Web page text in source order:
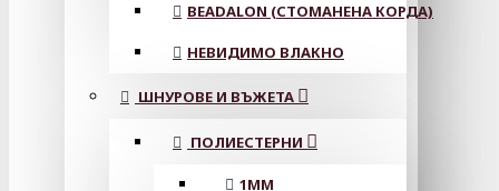
BEADALON (СТОМАНЕНА КОРДА)
НЕВИДИМО ВЛАКНО
ШНУРОВЕ И ВЪЖЕТА
ПОЛИЕСТЕРНИ
1ММ